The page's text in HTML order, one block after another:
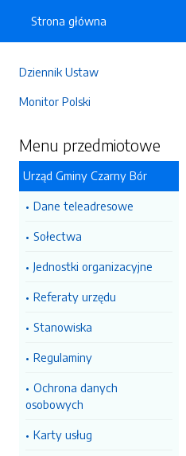
Dziennik Ustaw
Monitor Polski
Menu przedmiotowe
Urząd Gminy Czarny Bór
Dane teleadresowe
Sołectwa
Jednostki organizacyjne
Referaty urzędu
Stanowiska
Regulaminy
Ochrona danych
osobowych
Karty usług
Strona główna